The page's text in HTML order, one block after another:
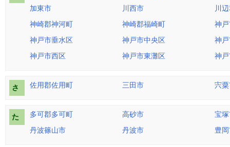
加東市
川西市
川
神崎郡神河町
神崎郡福崎町
神
神戸市垂水区
神戸市中央区
神
神戸市西区
神戸市東灘区 神
さ 佐用郡佐用町 三田市 宍
た 多可郡多可町 高砂市
宝
丹波篠山市
丹波市 豊